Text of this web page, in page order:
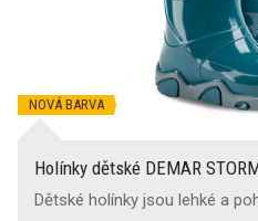
NOVÁ BARVA
Holínky dětské DEMAR
Dětské holínky jsou lehké a